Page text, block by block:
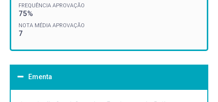
FREQUÊNCIA APROVAÇÃO
75%
NOTA MÉDIA APROVAÇÃO
7
Ementa